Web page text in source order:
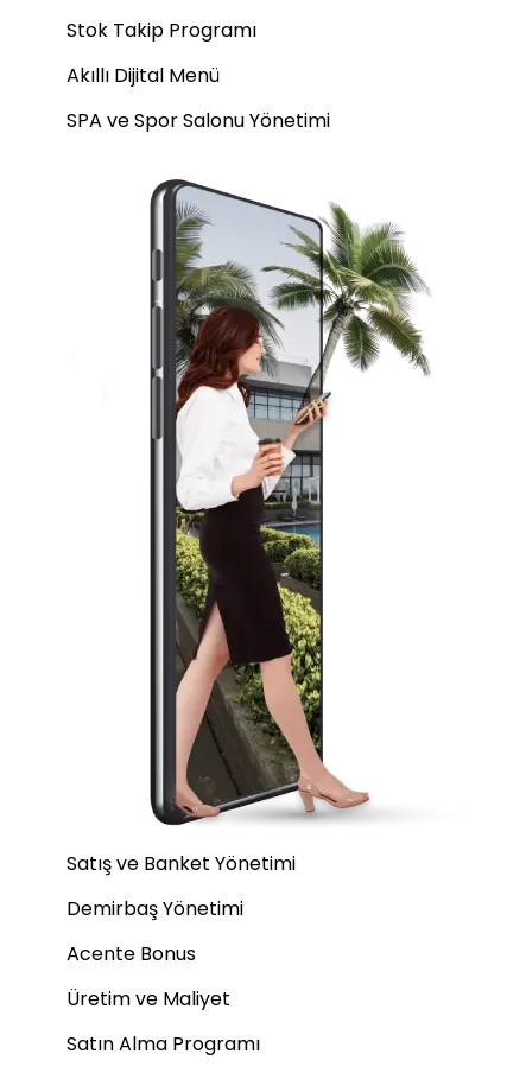
Stok Takip Programı
Akıllı Dijital Menü
SPA ve Spor Salonu Yönetimi
Satış ve Banket Yönetimi
Demirbaş Yönetimi
Acente Bonus
Üretim ve Maliyet
Satın Alma Programı